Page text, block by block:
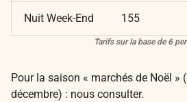
Nuit Week-End 155
Tarifs sur la base de 6
Pour la saison « marchés de Noël »
décembre) : nous consulter.